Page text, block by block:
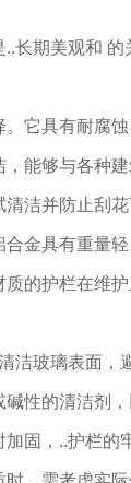
长期美观和
它具有耐腐
能够与各种
洁并防止刮花
金具有重量
的护栏在维
洁玻璃表面，
性的清洁剂
固，..护栏的